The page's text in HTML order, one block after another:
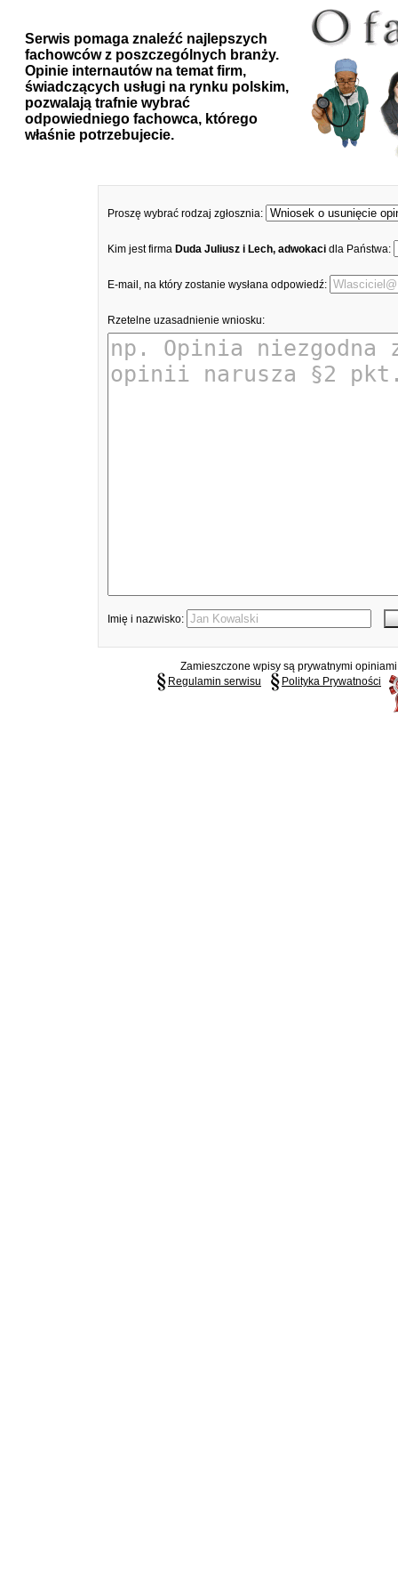
Serwis pomaga znaleźć najlepszych
fachowców z poszczególnych branży.
Opinie internautów na temat firm,
świadczących usługi na rynku polskim,
pozwalają trafnie wybrać
odpowiedniego fachowca, którego
właśnie potrzebujecie.
Proszę wybrać rodzaj zgłosznia:
Kim jest firma Duda Juliusz i Lech, adwokaci dla Państwa:
E-mail, na który zostanie wysłana odpowiedź:
Rzetelne uzasadnienie wniosku:
Imię i nazwisko:
Zamieszczone wpisy są prywatnymi
Regulamin serwisu
Polityka Prywatności